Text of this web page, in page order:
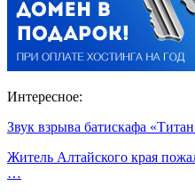
Интересное:
Звук взрыва батискафа
Житель Алтайского края
…